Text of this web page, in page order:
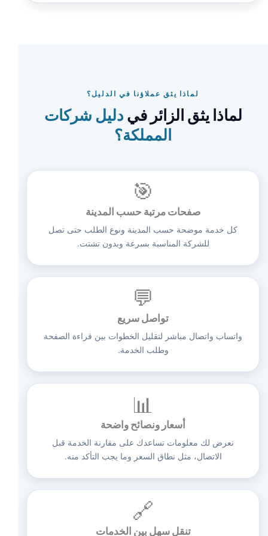
لماذا يثق عملاؤنا في الدليل؟
لماذا يثق الزائر فيدليل شركات
المملكة؟
🎯
صفحات مرتبة حسب المدينة
كل خدمة موضحة حسب المدينة ونوع الطلب حتى تصل
للشركة المناسبة بسرعة وبدون تشتت.
💬
تواصل سريع
واتساب واتصال مباشر لتقليل الخطوات بين قراءة الصفحة
وطلب الخدمة.
📊
أسعار ونصائح واضحة
نعرض لك معلومات تساعدك على مقارنة الخدمة قبل
الاتصال، مثل نطاق السعر وما يجب التأكد منه.
🔗
تنقل سهل بين الخدمات